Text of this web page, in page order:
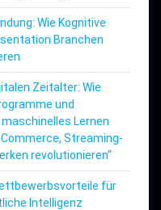
Wie Kognitive
Branchen
Zeitalter: Wie
und
Lernen
Streaming-
revolutionieren“
für
Intelligenz